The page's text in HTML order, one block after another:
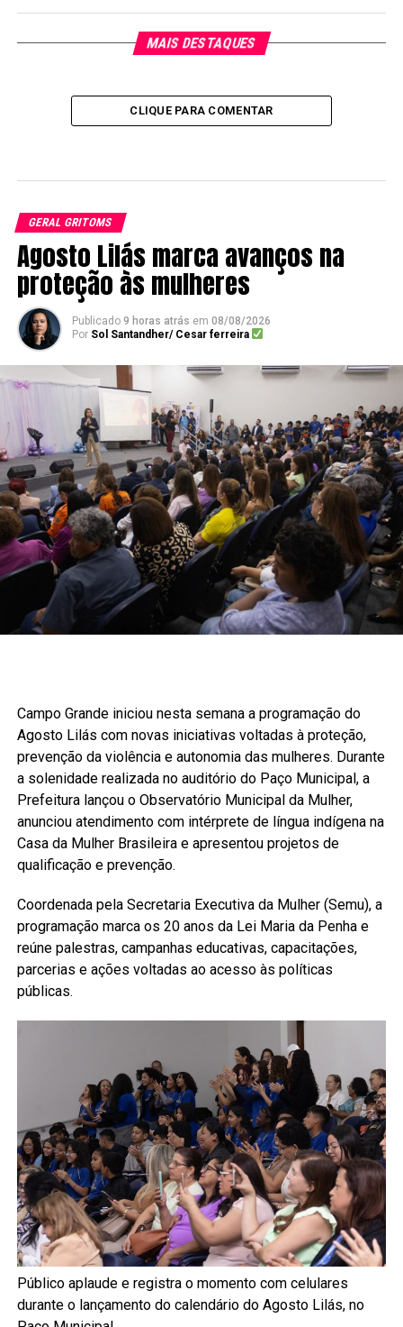
MAIS DESTAQUES
CLIQUE PARA COMENTAR
GERAL GRITOMS
Agosto Lilás marca avanços na
proteção às mulheres
Publicado 9 horas atrás em 08/08/2026
Por Sol Santandher/ Cesar ferreira
Campo Grande iniciou nesta semana a programação do
Agosto Lilás com novas iniciativas voltadas à proteção,
prevenção da violência e autonomia das mulheres. Durante
a solenidade realizada no auditório do Paço Municipal, a
Prefeitura lançou o Observatório Municipal da Mulher,
anunciou atendimento com intérprete de língua indígena na
Casa da Mulher Brasileira e apresentou projetos de
qualificação e prevenção.
Coordenada pela Secretaria Executiva da Mulher (Semu), a
programação marca os 20 anos da Lei Maria da Penha e
reúne palestras, campanhas educativas, capacitações,
parcerias e ações voltadas ao acesso às políticas
públicas.
Público aplaude e registra o momento com celulares
durante o lançamento do calendário do Agosto Lilás, no